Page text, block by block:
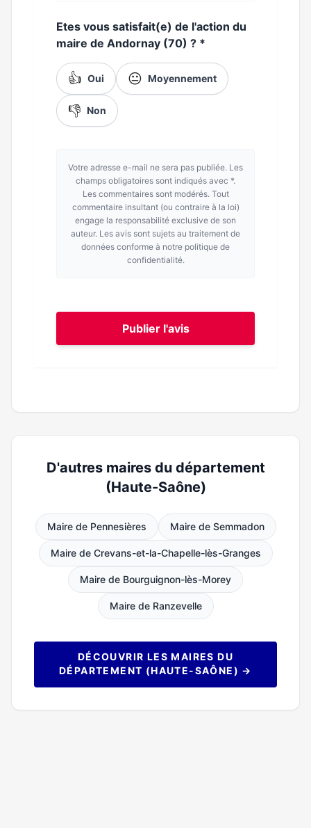
Etes vous satisfait(e) de l'action du
maire de Andornay (70) ? *
👍 Oui 😐 Moyennement
👎 Non
Votre adresse e-mail ne sera pas publiée. Les
champs obligatoires sont indiqués avec *.
Les commentaires sont modérés. Tout
commentaire insultant (ou contraire à la loi)
engage la responsabilité exclusive de son
auteur. Les avis sont sujets au traitement de
données conforme à notre politique de
confidentialité.
Publier l'avis
D'autres maires du département
(Haute-Saône)
Maire de Pennesières Maire de Semmadon
Maire de Crevans-et-la-Chapelle-lès-Granges
Maire de Bourguignon-lès-Morey
Maire de Ranzevelle
DÉCOUVRIR LES MAIRES DU
DÉPARTEMENT (HAUTE-SAÔNE) →